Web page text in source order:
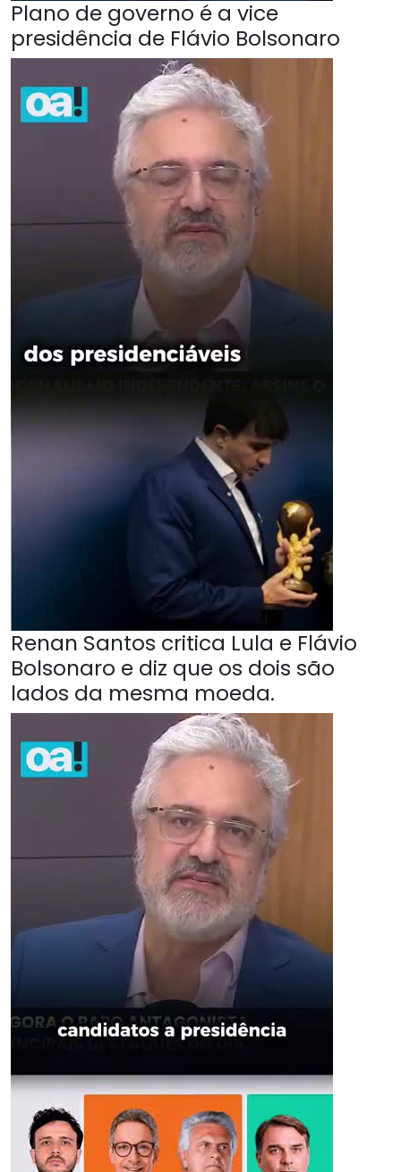
Plano de governo é a vice
presidência de Flávio Bolsonaro
Renan Santos critica Lula e Flávio
Bolsonaro e diz que os dois são
lados da mesma moeda.